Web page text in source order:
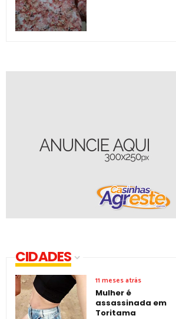
CIDADES
11 meses atrás
Mulher é
assassinada em
Toritama